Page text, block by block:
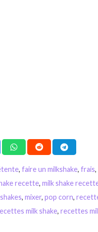
, faire un milkshake, frais,
recette, milk shake
, mixer, pop corn,
milk shake, recettes